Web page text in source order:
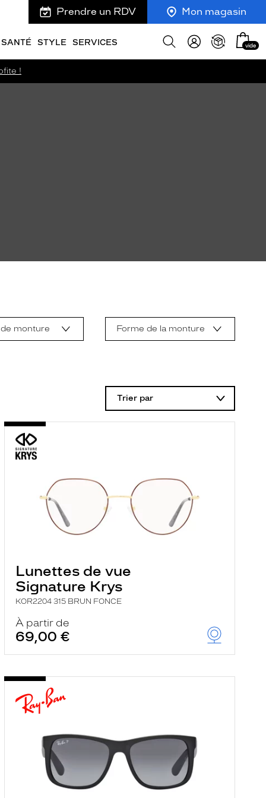
Prendre un RDV Mon magasin
SANTÉ STYLE SERVICES
Afficher
Mon
panier
vide
!
monture Forme de la monture
Trier par
Lunettes de vue
Signature Krys
KOR2204 315 BRUN FONCE
À partir de
69,00 €